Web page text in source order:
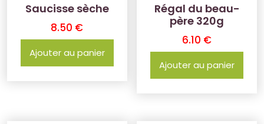
Saucisse sèche
8.50 €
Ajouter au panier
Régal du beau-
père 320g
6.10 €
Ajouter au panier